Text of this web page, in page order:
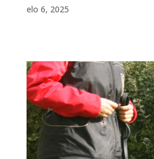
elo 6, 2025